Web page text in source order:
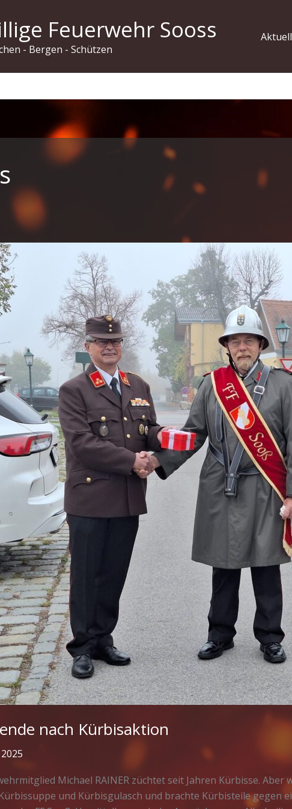
Feuerwehr Sooss
- Bergen - Schützen
nach Kürbisaktion
Michael RAINER züchtet seit Jahren Kürbisse.
und Kürbisgulasch und brachte Kürbisteile gegen